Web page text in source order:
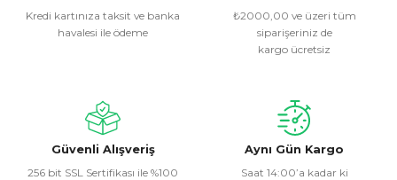
Ürün resmi kalitesiz, bozuk veya görüntülenemiyor.
Ürün fiyatı diğer sitelerden daha pahalı.
Bu ürüne benzer farklı alternatifler olmalı.
Kredi kartınıza taksit ve banka
havalesi ile ödeme
₺2000,00 ve üzeri tüm
siparişeriniz de
kargo ücretsiz
Güvenli Alışveriş
256 bit SSL Sertifikası ile %100
Aynı Gün Kargo
Saat 14:00’a kadar ki